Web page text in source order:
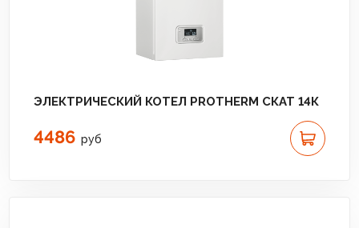
ЭЛЕКТРИЧЕСКИЙ КОТЕЛ PROTHERM СКАТ 14К
4486 руб